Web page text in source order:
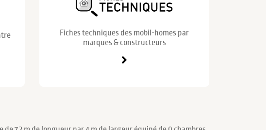
Fiches techniques des mobil-homes par
marques & constructeurs